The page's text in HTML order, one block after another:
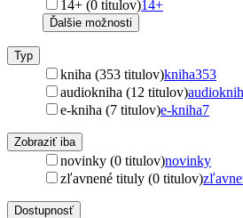
14+ (0 titulov)14+
Ďalšie možnosti
Typ
kniha (353 titulov)kniha353
audiokniha (12 titulov)
e-kniha (7 titulov)e-kniha7
Zobraziť iba
novinky (0 titulov)novinky
zľavnené tituly (0 titulov)
Dostupnosť